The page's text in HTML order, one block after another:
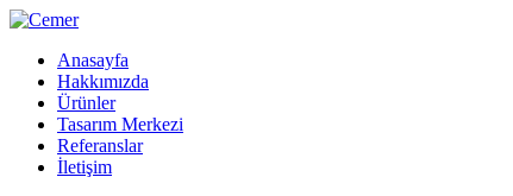
Anasayfa
Hakkımızda
Ürünler
Tasarım Merkezi
Referanslar
İletişim